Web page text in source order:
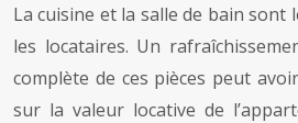
La cuisine et la salle de bain sont
les locataires. Un
complète de ces pièces peut
sur la valeur locative de